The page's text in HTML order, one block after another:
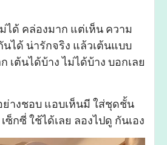
ได้ คล่องมาก แต่เห็น ความ
นได้ น่ารักจริง แล้วเต้นแบบ
เต้นได้บ้าง ไม่ได้บ้าง บอกเลย
างชอบ แอบเห็นมี ใส่ชุดชั้น
ซ็กซี่ ใช้ได้เลย ลองไปดู กันเอง